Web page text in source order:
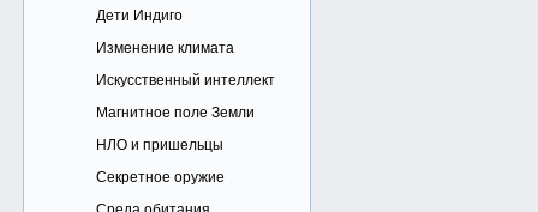
Дети Индиго
Изменение климата
Искусственный интеллект
Магнитное поле Земли
НЛО и пришельцы
Секретное оружие